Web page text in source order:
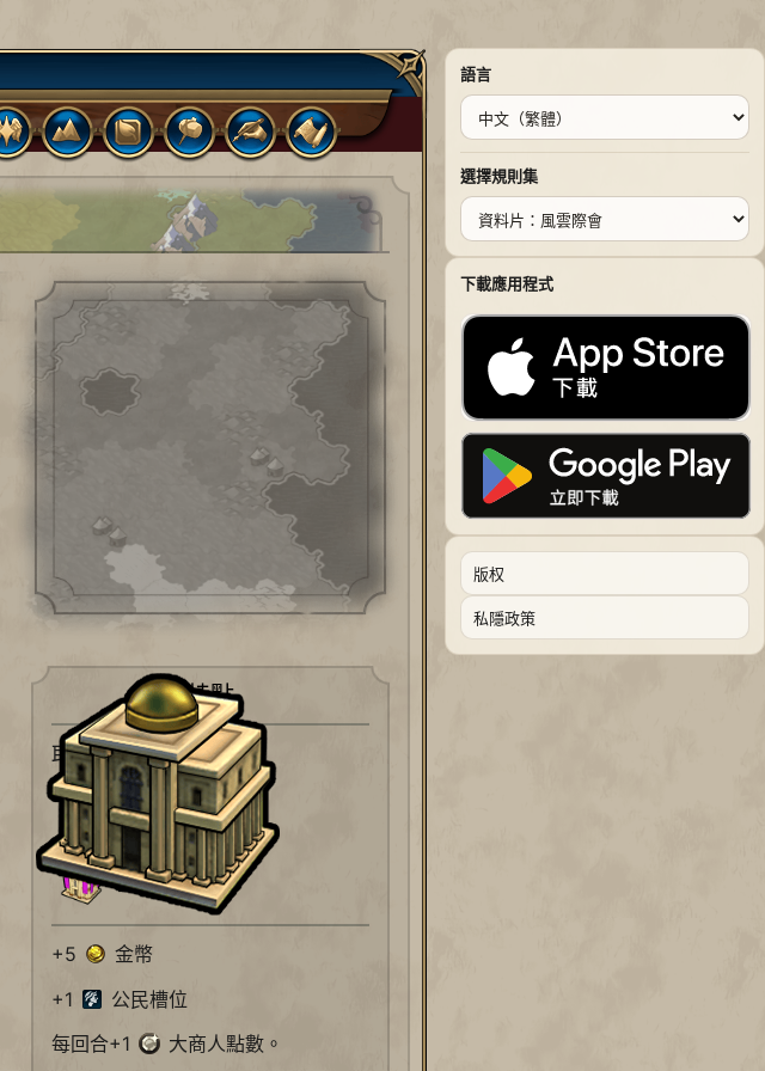
特點
取代者
大巴扎
金箔寶庫
+5
金幣
+1
公民槽位
每回合+1
大商人點數。
語言
選擇規則集
下載應用程式
版权
私隱政策